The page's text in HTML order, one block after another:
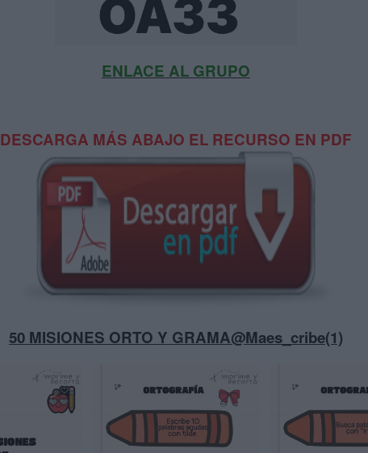
ENLACE AL GRUPO
DESCARGA MÁS ABAJO EL RECURSO EN PDF
50 MISIONES ORTO Y GRAMA@Maes_cribe(1)